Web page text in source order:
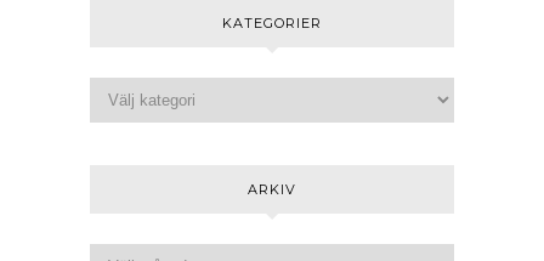
KATEGORIER
ARKIV